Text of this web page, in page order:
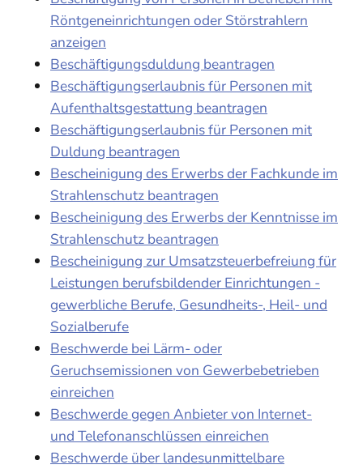
Röntgeneinrichtungen oder Störstrahlern
anzeigen
Beschäftigungsduldung beantragen
Beschäftigungserlaubnis für Personen mit
Aufenthaltsgestattung beantragen
Beschäftigungserlaubnis für Personen mit
Duldung beantragen
Bescheinigung des Erwerbs der Fachkunde im
Strahlenschutz beantragen
Bescheinigung des Erwerbs der Kenntnisse im
Strahlenschutz beantragen
Bescheinigung zur Umsatzsteuerbefreiung für
Leistungen berufsbildender Einrichtungen -
gewerbliche Berufe, Gesundheits-, Heil- und
Sozialberufe
Beschwerde bei Lärm- oder
Geruchsemissionen von Gewerbebetrieben
einreichen
Beschwerde gegen Anbieter von Internet-
und Telefonanschlüssen einreichen
Beschwerde über landesunmittelbare